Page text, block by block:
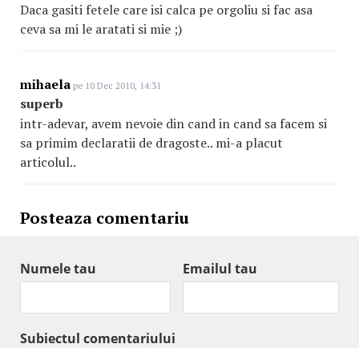
Daca gasiti fetele care isi calca pe orgoliu si fac asa
ceva sa mi le aratati si mie ;)
mihaela pe 10 Dec 2010, 14:31
superb
intr-adevar, avem nevoie din cand in cand sa facem si
sa primim declaratii de dragoste.. mi-a placut
articolul..
Posteaza comentariu
Numele tau Emailul tau
Subiectul comentariului